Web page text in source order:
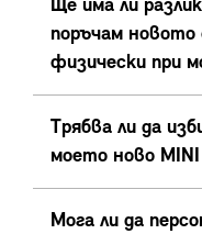
Ще има ли
поръчам новото
физически при
Трябва ли да
моето ново
Мога ли да